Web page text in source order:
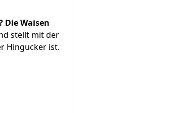
Die Waisen
stellt mit der
Hingucker ist.